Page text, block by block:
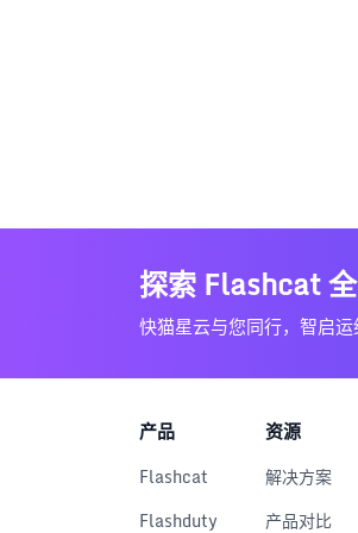
探索 Flashcat
快猫星云与您同行，智启
产品
Flashcat
Flashduty
资源
解决方案
产品对比